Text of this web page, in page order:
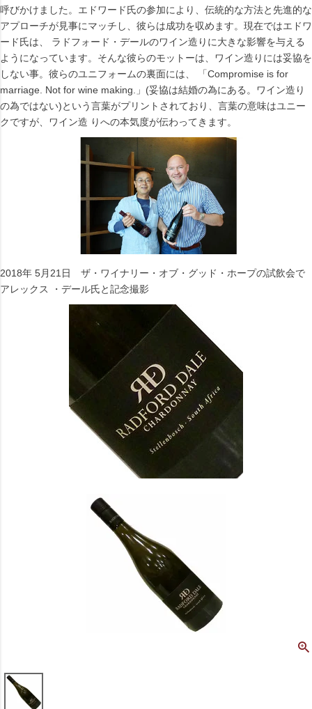
呼びかけました。エドワード氏の参加により、伝統的な方法と先進的な
アプローチが見事にマッチし、彼らは成功を収めます。現在ではエドワ
ード氏は、 ラドフォード・デールのワイン造りに大きな影響を与える
ようになっています。そんな彼らのモットーは、ワイン造りには妥協を
しない事。彼らのユニフォームの裏面には、 「Compromise is for
marriage. Not for wine making.」(妥協は結婚の為にある。ワイン造り
の為ではない)という言葉がプリントされており、言葉の意味はユニー
クですが、ワイン造 りへの本気度が伝わってきます。
2018年 5月21日 ザ・ワイナリー・オブ・グッド・ホープの試飲会で
アレックス ・デール氏と記念撮影